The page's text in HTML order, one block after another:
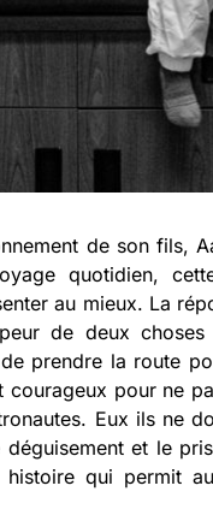
de son fils,
quotidien,
au mieux. La
de deux
de prendre la route
courageux pour ne
Eux ils ne
et le
histoire qui permit